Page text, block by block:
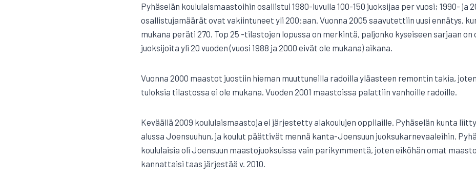
Pyhäselän koululaismaastoihin osallistui 1980-luvulla 100-150 juoksijaa per vuosi; 1990- ja
osallistujamäärät ovat vakiintuneet yli 200:aan. Vuonna 2005 saavutettiin uusi ennätys,
mukana peräti 270. Top 25 -tilastojen lopussa on merkintä, paljonko kyseiseen sarjaan on
juoksijoita yli 20 vuoden (vuosi 1988 ja 2000 eivät ole mukana) aikana.
Vuonna 2000 maastot juostiin hieman muuttuneilla radoilla yläasteen remontin takia,
tuloksia tilastossa ei ole mukana. Vuoden 2001 maastoissa palattiin vanhoille radoille.
Keväällä 2009 koululaismaastoja ei järjestetty alakoulujen oppilaille. Pyhäselän kunta
alussa Joensuuhun, ja koulut päättivät mennä kanta-Joensuun juoksukarnevaaleihin.
koululaisia oli Joensuun maastojuoksuissa vain parikymmentä, joten eiköhän omat
kannattaisi taas järjestää v. 2010.